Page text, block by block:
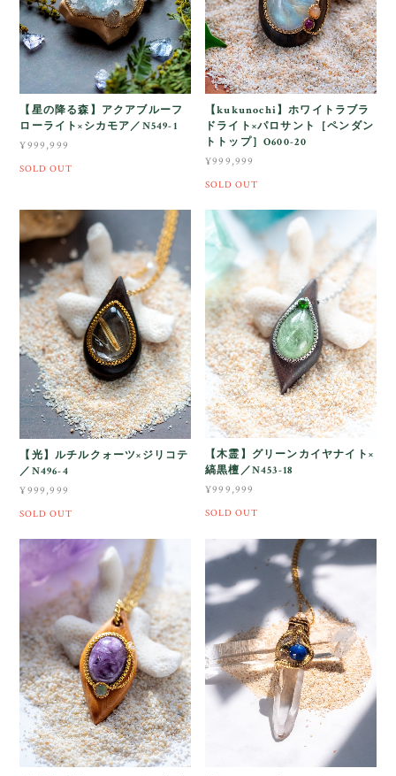
【星の降る森】アクアブルーフ
ローライト×シカモア／N549-1
¥999,999
SOLD OUT
【kukunochi】ホワイトラブラ
ドライト×パロサント［ペンダン
トトップ］O600-20
¥999,999
SOLD OUT
【光】ルチルクォーツ×ジリコテ
／N496-4
¥999,999
SOLD OUT
【木霊】グリーンカイヤナイト×
縞黒檀／N453-18
¥999,999
SOLD OUT